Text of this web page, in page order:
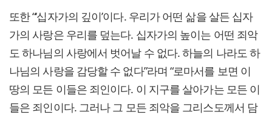
또한 “‘십자가의 깊이’이다. 우리가 어떤 삶을 살든 십자
가의 사랑은 우리를 덮는다. 십자가의 높이는 어떤 죄악
도 하나님의 사랑에서 벗어날 수 없다. 하늘의 나라도 하
나님의 사랑을 감당할 수 없다”라며 “로마서를 보면 이
땅의 모든 이들은 죄인이다. 이 지구를 살아가는 모든 이
들은 죄인이다. 그러나 그 모든 죄악을 그리스도께서 담